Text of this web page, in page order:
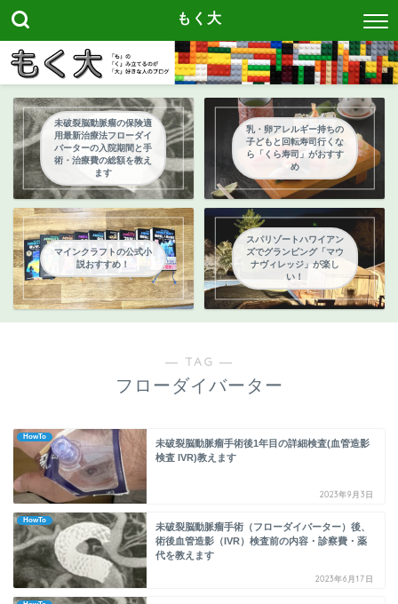
もく大
未破裂脳動脈瘤の保険適
用最新治療法フローダイ
バーターの入院期間と手
術・治療費の総額を教え
ます
乳・卵アレルギー持ちの
子どもと回転寿司行くな
ら「くら寿司」がおすす
め
マインクラフトの公式小
説おすすめ！
スパリゾートハワイアン
ズでグランピング「マウ
ナヴィレッジ」が楽し
い！
― TAG ―
フローダイバーター
HowTo
未破裂脳動脈瘤手術後1年目の詳細検査(血管造影
検査 IVR)教えます
2023年9月3日
HowTo
未破裂脳動脈瘤手術（フローダイバーター）後、
術後血管造影（IVR）検査前の内容・診察費・薬
代を教えます
2023年6月17日